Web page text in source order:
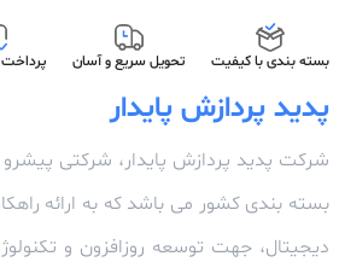
بسته بندی با کیفیت تحویل سریع و آسان پرداخت
پدید پردازش پایدار
شرکت پدید پردازش پایدار، شرکتی
بسته بندی کشور می باشد که به ارائه
دیجیتال، جهت توسعه روزافزون و